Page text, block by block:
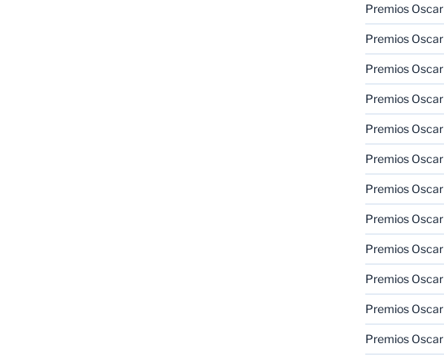
Premios
Premios
Premios
Premios
Premios
Premios
Premios
Premios
Premios
Premios
Premios
Premios